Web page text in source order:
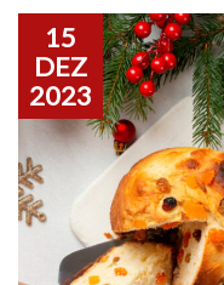
15
DEZ
2023